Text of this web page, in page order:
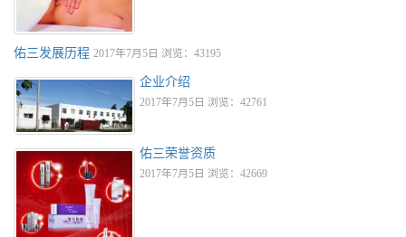
佑三发展历程 2017年7月5日 浏览：43195
企业介绍
2017年7月5日 浏览：42761
佑三荣誉资质
2017年7月5日 浏览：42669